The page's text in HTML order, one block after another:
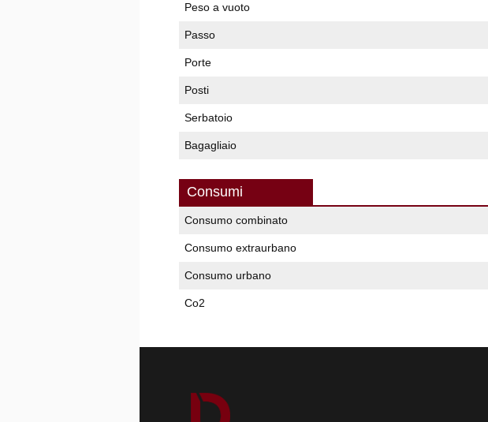
Peso a vuoto
Passo
Porte
Posti
Serbatoio
Bagagliaio
Consumi
Consumo combinato
Consumo extraurbano
Consumo urbano
Co2